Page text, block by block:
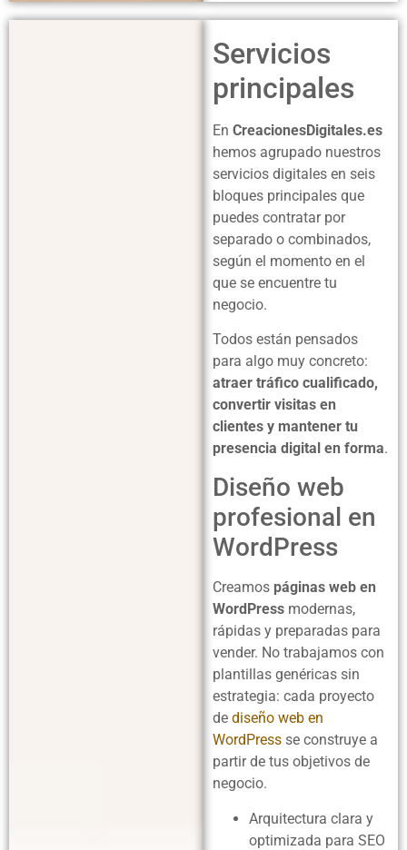
Servicios
principales
En CreacionesDigitales.es
hemos agrupado nuestros
servicios digitales en seis
bloques principales que
puedes contratar por
separado o combinados,
según el momento en el
que se encuentre tu
negocio.
Todos están pensados
para algo muy concreto:
atraer tráfico cualificado,
convertir visitas en
clientes y mantener tu
presencia digital en forma.
Diseño web
profesional en
WordPress
Creamos páginas web en
WordPress modernas,
rápidas y preparadas para
vender. No trabajamos con
plantillas genéricas sin
estrategia: cada proyecto
de diseño web en
WordPress se construye a
partir de tus objetivos de
negocio.
Arquitectura clara y
optimizada para SEO